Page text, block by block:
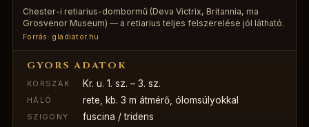
Chester-i retiarius-dombormű (Deva Victrix, Britannia, ma
Grosvenor Museum) — a retiarius teljes felszerelése jól látható.
Forrás: gladiator.hu
GYORS ADATOK
KORSZAK Kr. u. 1. sz. – 3. sz.
HÁLÓ rete, kb. 3 m átmérő, ólomsúlyokkal
SZIGONY fuscina / tridens